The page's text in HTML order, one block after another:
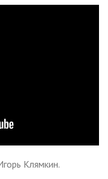
Клямкин.